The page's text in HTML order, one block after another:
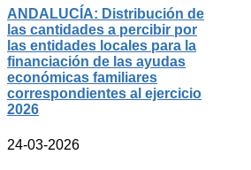
ANDALUCÍA: Distribución de
las cantidades a percibir por
las entidades locales para la
financiación de las ayudas
económicas familiares
correspondientes al ejercicio
2026
24-03-2026